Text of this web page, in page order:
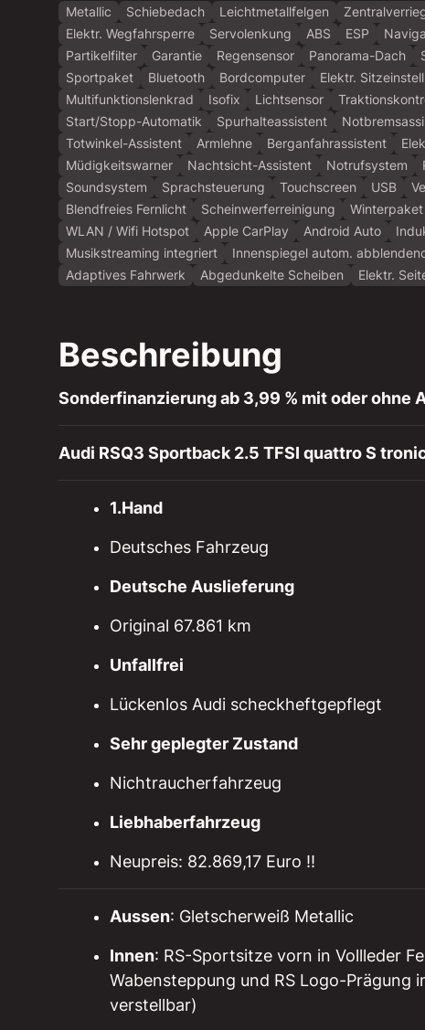
Metallic Schiebedach Leichtmetallfelgen
Elektr. Wegfahrsperre
Servolenkung ABS ESP
Partikelfilter
Garantie Regensensor Panorama-Dach
Sportpaket
Bluetooth Bordcomputer Elektr.
Multifunktionslenkrad
Isofix Lichtsensor
Start/Stopp-Automatik
Spurhalteassistent
Totwinkel-Assistent
Armlehne Berganfahrassistent
Müdigkeitswarner
Nachtsicht-Assistent Notrufsystem
Soundsystem
Sprachsteuerung Touchscreen USB
Blendfreies Fernlicht
Scheinwerferreinigung Winterpaket
WLAN / Wifi Hotspot
Apple CarPlay Android Auto
Musikstreaming integriert
Innenspiegel autom.
Adaptives Fahrwerk
Abgedunkelte Scheiben Elektr.
Beschreibung
Sonderfinanzierung ab 3,99 % mit oder ohne
Audi RSQ3 Sportback 2.5 TFSI quattro S
1.Hand
Deutsches Fahrzeug
Deutsche Auslieferung
Original 67.861 km
Unfallfrei
Lückenlos Audi scheckheftgepflegt
Sehr geplegter Zustand
Nichtraucherfahrzeug
Liebhaberfahrzeug
Neupreis: 82.869,17 Euro !!
Aussen: Gletscherweiß Metallic
Innen: RS-Sportsitze vorn in Vollleder
Wabensteppung und RS Logo-Prägung
verstellbar)